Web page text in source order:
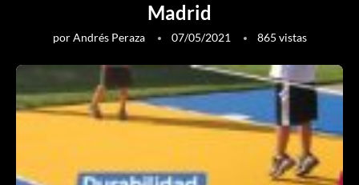
Madrid
porAndrés Peraza 07/05/2021 865 vistas